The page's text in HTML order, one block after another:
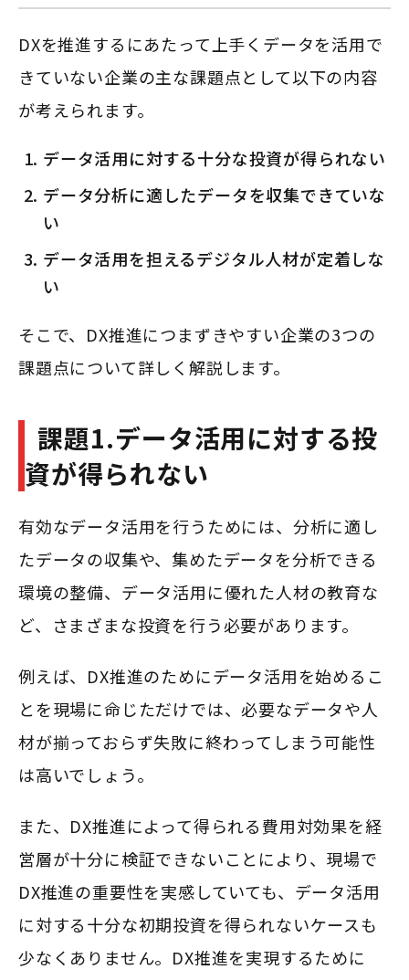
DXを推進するにあたって上手くデータを活用で
きていない企業の主な課題点として以下の内容
が考えられます。
データ活用に対する十分な投資が得られない
データ分析に適したデータを収集できていな
い
データ活用を担えるデジタル人材が定着しな
い
そこで、DX推進につまずきやすい企業の3つの
課題点について詳しく解説します。
課題1.データ活用に対する投
資が得られない
有効なデータ活用を行うためには、分析に適し
たデータの収集や、集めたデータを分析できる
環境の整備、データ活用に優れた人材の教育な
ど、さまざまな投資を行う必要があります。
例えば、DX推進のためにデータ活用を始めるこ
とを現場に命じただけでは、必要なデータや人
材が揃っておらず失敗に終わってしまう可能性
は高いでしょう。
また、DX推進によって得られる費用対効果を経
営層が十分に検証できないことにより、現場で
DX推進の重要性を実感していても、データ活用
に対する十分な初期投資を得られないケースも
少なくありません。DX推進を実現するために